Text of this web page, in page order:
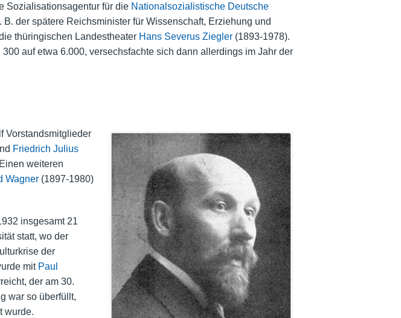
Sozialisationsagentur für die Nationalsozialistische Deutsche
der spätere Reichsminister für Wissenschaft, Erziehung und
thüringischen Landestheater Hans Severus Ziegler(1893-1978).
auf etwa 6.000, versechsfachte sich dann allerdings im Jahr der
Vorstandsmitglieder
Friedrich Julius
weiteren
Wagner(1897-1980)
insgesamt 21
statt, wo der
der
mit Paul
der am 30.
war so überfüllt,
wurde.